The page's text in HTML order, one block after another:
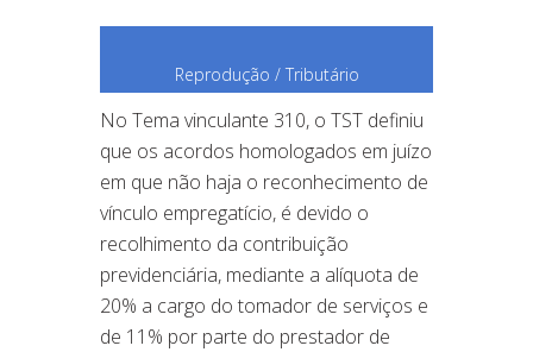
Reprodução / Tributário
No Tema vinculante 310, o TST definiu
que os acordos homologados em juízo
em que não haja o reconhecimento de
vínculo empregatício, é devido o
recolhimento da contribuição
previdenciária, mediante a alíquota de
20% a cargo do tomador de serviços e
de 11% por parte do prestador de